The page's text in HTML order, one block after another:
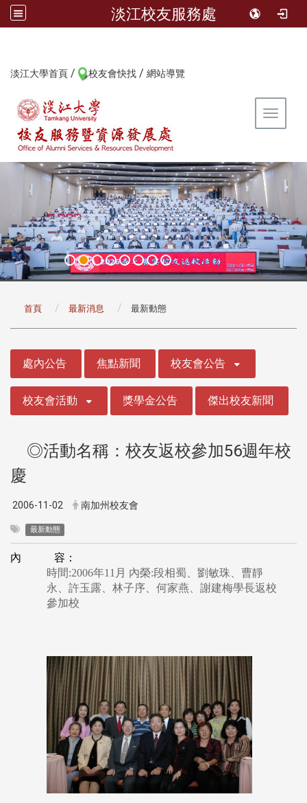
淡江校友服務處
淡江大學首頁 / 校友會快找 / 網站導覽
Toggle
首頁 最新消息 最新動態
處內公告 焦點新聞 校友會公告
校友會活動 獎學金公告 傑出校友新聞
◎活動名稱：校友返校參加56週年校
慶
2006-11-02 南加州校友會
最新動態
內 容：
時間:2006年11月 內榮:段相蜀、劉敏珠、曹靜
永、許玉露、林子序、何家燕、謝建梅學長返校
參加校